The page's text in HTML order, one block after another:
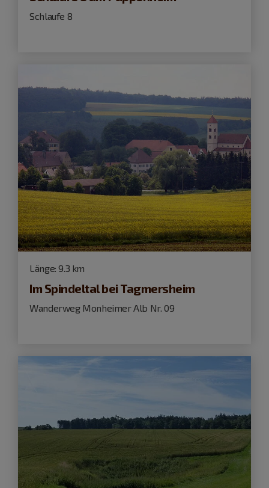
Schlaufe 8
Länge: 9.3 km
Im Spindeltal bei Tagmersheim
Wanderweg Monheimer Alb Nr. 09